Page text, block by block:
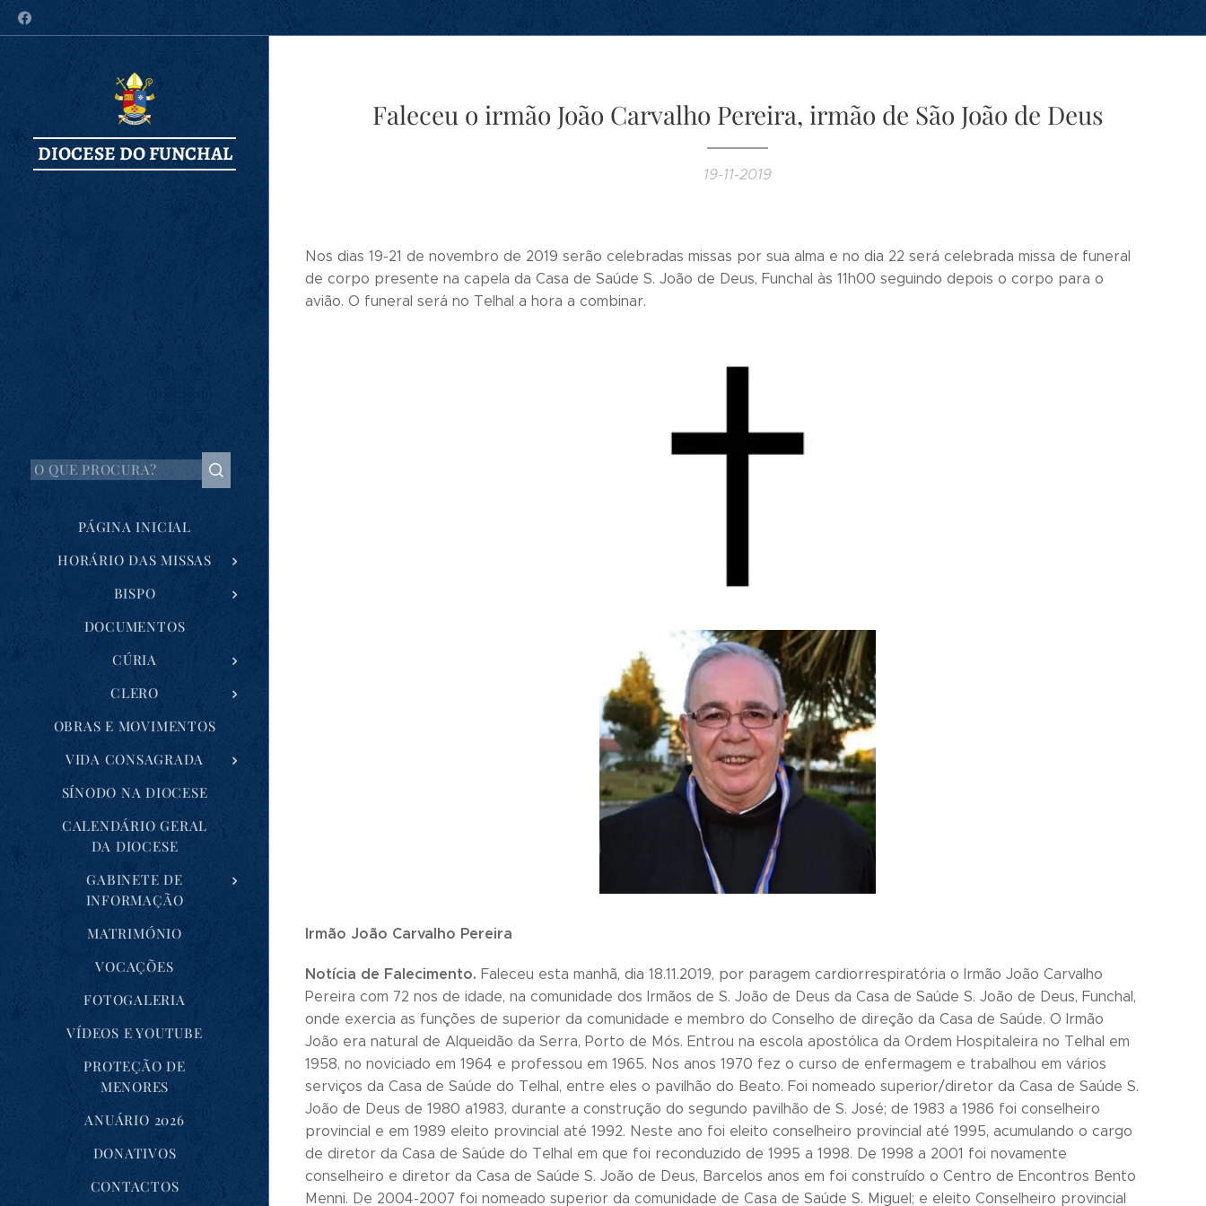
DIOCESE DO FUNCHAL
PÁGINA INICIAL
HORÁRIO DAS MISSAS
BISPO
DOCUMENTOS
CÚRIA
CLERO
OBRAS E MOVIMENTOS
VIDA CONSAGRADA
SÍNODO NA DIOCESE
CALENDÁRIO GERAL
DA DIOCESE
GABINETE DE
INFORMAÇÃO
MATRIMÓNIO
VOCAÇÕES
FOTOGALERIA
VÍDEOS E YOUTUBE
PROTEÇÃO DE
MENORES
ANUÁRIO 2026
DONATIVOS
CONTACTOS
Faleceu o irmão João Carvalho Pereira, irmão de São João de Deus
19-11-2019
Nos dias 19-21 de novembro de 2019 serão celebradas missas por sua alma e no dia 22 será celebrada missa de funeral
de corpo presente na capela da Casa de Saúde S. João de Deus, Funchal às 11h00 seguindo depois o corpo para o
avião. O funeral será no Telhal a hora a combinar.
Irmão João Carvalho Pereira
Notícia de Falecimento. Faleceu esta manhã, dia 18.11.2019, por paragem cardiorrespiratória o Irmão João Carvalho
Pereira com 72 nos de idade, na comunidade dos Irmãos de S. João de Deus da Casa de Saúde S. João de Deus, Funchal,
onde exercia as funções de superior da comunidade e membro do Conselho de direção da Casa de Saúde. O Irmão
João era natural de Alqueidão da Serra, Porto de Mós. Entrou na escola apostólica da Ordem Hospitaleira no Telhal em
1958, no noviciado em 1964 e professou em 1965. Nos anos 1970 fez o curso de enfermagem e trabalhou em vários
serviços da Casa de Saúde do Telhal, entre eles o pavilhão do Beato. Foi nomeado superior/diretor da Casa de Saúde S.
João de Deus de 1980 a1983, durante a construção do segundo pavilhão de S. José; de 1983 a 1986 foi conselheiro
provincial e em 1989 eleito provincial até 1992. Neste ano foi eleito conselheiro provincial até 1995, acumulando o cargo
de diretor da Casa de Saúde do Telhal em que foi reconduzido de 1995 a 1998. De 1998 a 2001 foi novamente
conselheiro e diretor da Casa de Saúde S. João de Deus, Barcelos anos em foi construído o Centro de Encontros Bento
Menni. De 2004-2007 foi nomeado superior da comunidade de Casa de Saúde S. Miguel; e eleito Conselheiro provincial